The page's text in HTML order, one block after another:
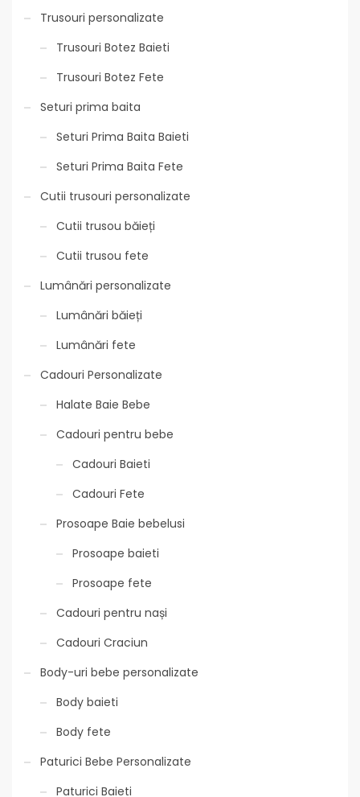
Trusouri personalizate
Trusouri Botez Baieti
Trusouri Botez Fete
Seturi prima baita
Seturi Prima Baita Baieti
Seturi Prima Baita Fete
Cutii trusouri personalizate
Cutii trusou băieți
Cutii trusou fete
Lumânări personalizate
Lumânări băieți
Lumânări fete
Cadouri Personalizate
Halate Baie Bebe
Cadouri pentru bebe
Cadouri Baieti
Cadouri Fete
Prosoape Baie bebelusi
Prosoape baieti
Prosoape fete
Cadouri pentru nași
Cadouri Craciun
Body-uri bebe personalizate
Body baieti
Body fete
Paturici Bebe Personalizate
Paturici Baieti